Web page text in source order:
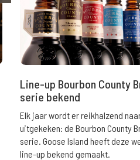
Line-up Bourbon County
serie bekend
Elk jaar wordt er reikhalzend
uitgekeken: de Bourbon County
serie. Goose Island heeft deze
line-up bekend gemaakt.